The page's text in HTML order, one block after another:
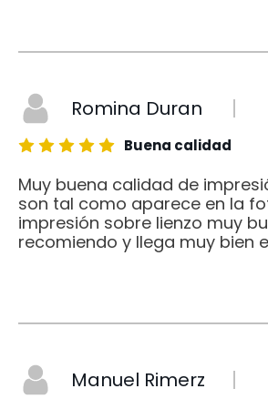
Romina Duran
Buena calidad
Muy buena calidad de
son tal como aparece en la
impresión sobre lienzo muy
recomiendo y llega muy bien
Manuel Rimerz